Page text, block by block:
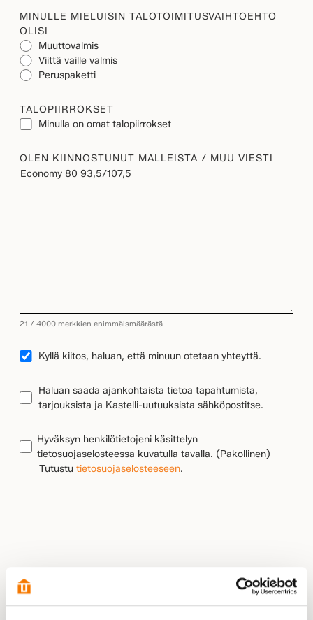
MINULLE MIELUISIN TALOTOIMITUSVAIHTOEHTO
OLISI
Muuttovalmis
Viittä vaille valmis
Peruspaketti
TALOPIIRROKSET
Minulla on omat talopiirrokset
OLEN KIINNOSTUNUT MALLEISTA / MUU VIESTI
21 / 4000 merkkien enimmäismäärästä
YHTEYDENOTTO
Kyllä kiitos, haluan, että minuun otetaan yhteyttä.
UUTISKIRJEEN
TILAUS
Haluan saada ajankohtaista tietoa tapahtumista,
tarjouksista ja Kastelli-uutuuksista sähköpostitse.
TIETOSUOJA(Pakollinen)
Hyväksyn henkilötietojeni käsittelyn
tietosuojaselosteessa kuvatulla tavalla. (Pakollinen)
Tutustu tietosuojaselosteeseen.